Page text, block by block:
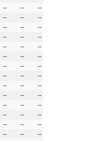
-- --
--
-- --
--
-- --
--
-- --
--
-- --
--
-- --
--
-- --
--
-- --
--
-- --
--
-- --
--
-- --
--
-- --
--
-- --
--
-- --
--